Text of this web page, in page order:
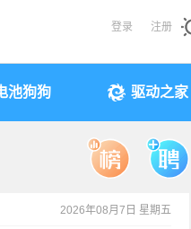
登录 注册
池狗狗 驱动之家
2026年08月7日 星期五